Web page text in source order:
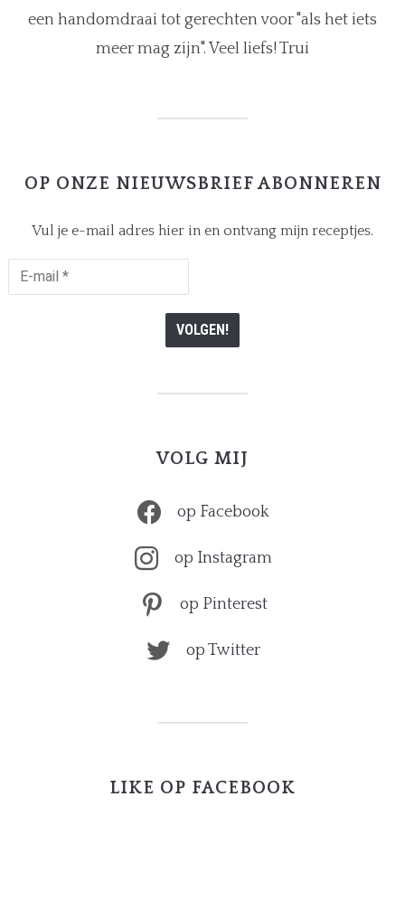
een handomdraai tot gerechten voor "als het iets
meer mag zijn". Veel liefs! Trui
OP ONZE NIEUWSBRIEF ABONNEREN
Vul je e-mail adres hier in en ontvang mijn receptjes.
E-
VOLG MIJ
op Facebook
op Instagram
op Pinterest
op Twitter
LIKE OP FACEBOOK